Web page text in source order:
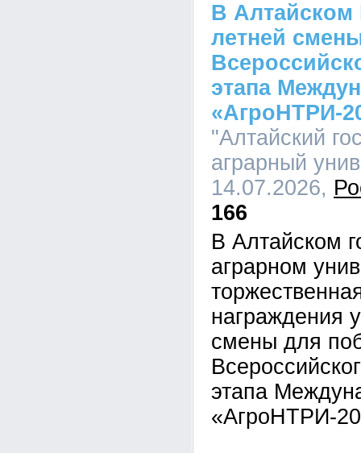
В Алтайском
летней
этапа
«АгроНТРИ-
"Алтайский
аграрный
14.07.2026,
166
В Алтайском
аграрном
награждения
смены для
этапа
«АгроНТРИ-